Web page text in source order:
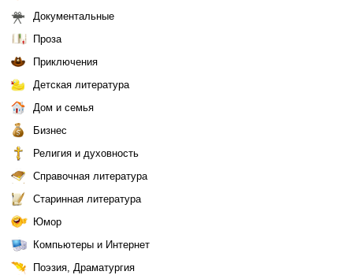
Документальные
Проза
Приключения
Детская литература
Дом и семья
Бизнес
Религия и духовность
Справочная литература
Старинная литература
Юмор
Компьютеры и Интернет
Поэзия, Драматургия